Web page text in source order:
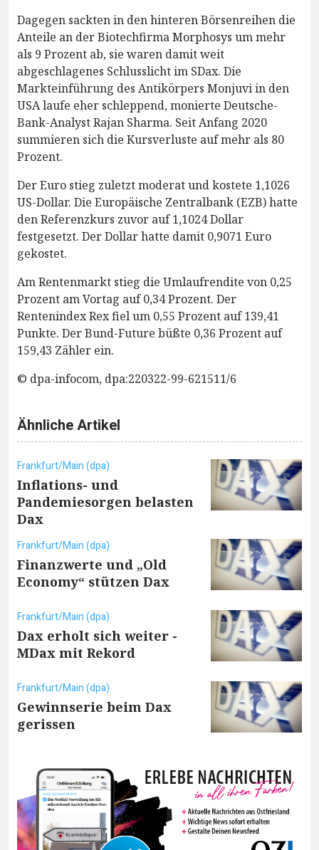
Dagegen sackten in den hinteren Börsenreihen die
Anteile an der Biotechfirma Morphosys um mehr
als 9 Prozent ab, sie waren damit weit
abgeschlagenes Schlusslicht im SDax. Die
Markteinführung des Antikörpers Monjuvi in den
USA laufe eher schleppend, monierte Deutsche-
Bank-Analyst Rajan Sharma. Seit Anfang 2020
summieren sich die Kursverluste auf mehr als 80
Prozent.
Der Euro stieg zuletzt moderat und kostete 1,1026
US-Dollar. Die Europäische Zentralbank (EZB) hatte
den Referenzkurs zuvor auf 1,1024 Dollar
festgesetzt. Der Dollar hatte damit 0,9071 Euro
gekostet.
Am Rentenmarkt stieg die Umlaufrendite von 0,25
Prozent am Vortag auf 0,34 Prozent. Der
Rentenindex Rex fiel um 0,55 Prozent auf 139,41
Punkte. Der Bund-Future büßte 0,36 Prozent auf
159,43 Zähler ein.
© dpa-infocom, dpa:220322-99-621511/6
Ähnliche Artikel
Frankfurt/Main (dpa)
Inflations- und
Pandemiesorgen belasten
Dax
Frankfurt/Main (dpa)
Finanzwerte und „Old
Economy“ stützen Dax
Frankfurt/Main (dpa)
Dax erholt sich weiter -
MDax mit Rekord
Frankfurt/Main (dpa)
Gewinnserie beim Dax
gerissen